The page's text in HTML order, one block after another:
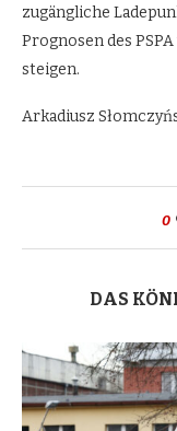
zugängliche
Prognosen des
steigen.
Arkadiusz
0
DAS